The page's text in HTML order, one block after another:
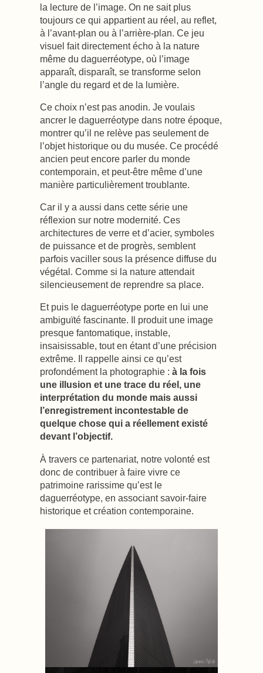
la lecture de l’image. On ne sait plus
toujours ce qui appartient au réel, au reflet,
à l’avant-plan ou à l’arrière-plan. Ce jeu
visuel fait directement écho à la nature
même du daguerréotype, où l’image
apparaît, disparaît, se transforme selon
l’angle du regard et de la lumière.
Ce choix n’est pas anodin. Je voulais
ancrer le daguerréotype dans notre époque,
montrer qu’il ne relève pas seulement de
l’objet historique ou du musée. Ce procédé
ancien peut encore parler du monde
contemporain, et peut-être même d’une
manière particulièrement troublante.
Car il y a aussi dans cette série une
réflexion sur notre modernité. Ces
architectures de verre et d’acier, symboles
de puissance et de progrès, semblent
parfois vaciller sous la présence diffuse du
végétal. Comme si la nature attendait
silencieusement de reprendre sa place.
Et puis le daguerréotype porte en lui une
ambiguïté fascinante. Il produit une image
presque fantomatique, instable,
insaisissable, tout en étant d’une précision
extrême. Il rappelle ainsi ce qu’est
profondément la photographie : à la fois
une illusion et une trace du réel, une
interprétation du monde mais aussi
l’enregistrement incontestable de
quelque chose qui a réellement existé
devant l’objectif.
À travers ce partenariat, notre volonté est
donc de contribuer à faire vivre ce
patrimoine rarissime qu’est le
daguerréotype, en associant savoir-faire
historique et création contemporaine.